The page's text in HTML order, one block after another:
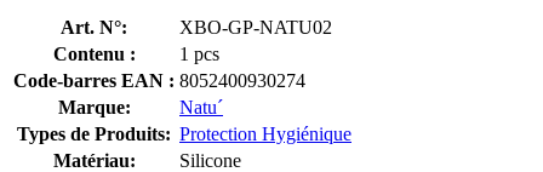
Art. N°:
XBO-GP-NATU02
Contenu :
1 pcs
Code-barres EAN : 8052400930274
Marque:
Natu´
Types de Produits: Protection Hygiénique
Matériau:
Silicone